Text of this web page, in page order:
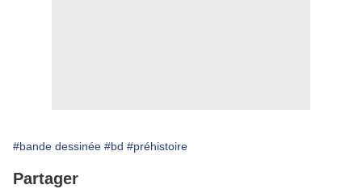
#bande dessinée #bd #préhistoire
Partager